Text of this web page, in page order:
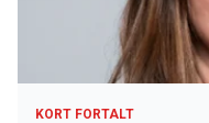
KORT FORTALT